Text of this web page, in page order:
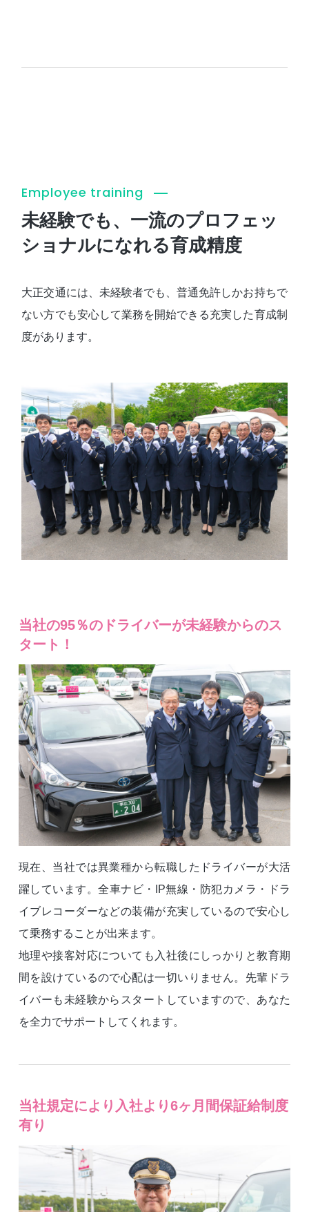
Employee training
未経験でも、 一流のプロフェッ
ショナルになれる育成精度
大正交通には、未経験者でも、普通免許しかお持ちで
ない方でも安心して業務を開始できる充実した育成制
度があります。
当社の95％のドライバーが未経験からのス
タート！
現在、当社では異業種から転職したドライバーが大活
躍しています。全車ナビ・IP無線・防犯カメラ・ドラ
イブレコーダーなどの装備が充実しているので安心し
て乗務することが出来ます。
地理や接客対応についても入社後にしっかりと教育期
間を設けているので心配は一切いりません。先輩ドラ
イバーも未経験からスタートしていますので、あなた
を全力でサポートしてくれます。
当社規定により入社より6ヶ月間保証給制度
有り